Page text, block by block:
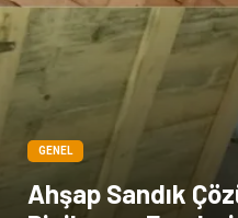
GENEL
Ahşap Sandık